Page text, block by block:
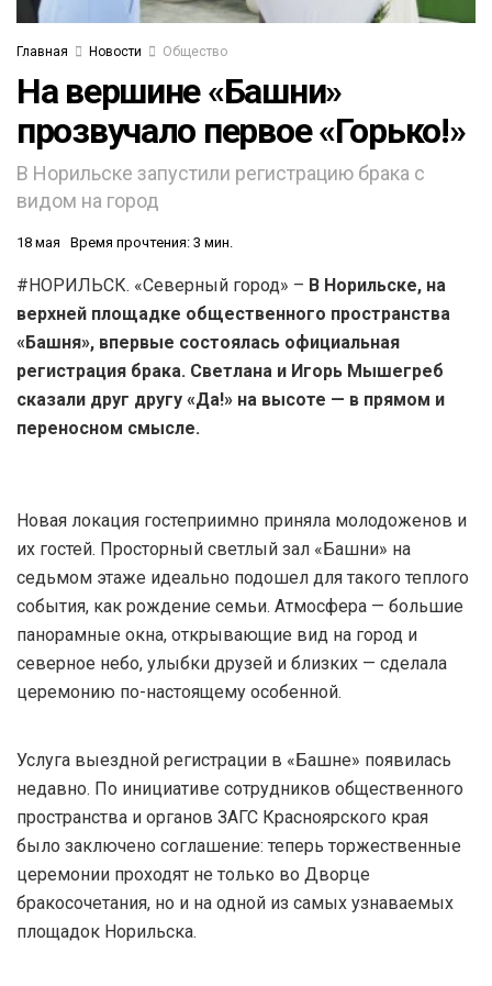
Главная Новости Общество
На вершине «Башни»
прозвучало первое «Горько!»
В Норильске запустили регистрацию брака с
видом на город
18 мая Время прочтения: 3 мин.
#НОРИЛЬСК. «Северный город» – В Норильске, на
верхней площадке общественного пространства
«Башня», впервые состоялась официальная
регистрация брака. Светлана и Игорь Мышегреб
сказали друг другу «Да!» на высоте — в прямом и
переносном смысле.
Новая локация гостеприимно приняла молодоженов и
их гостей. Просторный светлый зал «Башни» на
седьмом этаже идеально подошел для такого теплого
события, как рождение семьи. Атмосфера — большие
панорамные окна, открывающие вид на город и
северное небо, улыбки друзей и близких — сделала
церемонию по-настоящему особенной.
Услуга выездной регистрации в «Башне» появилась
недавно. По инициативе сотрудников общественного
пространства и органов ЗАГС Красноярского края
было заключено соглашение: теперь торжественные
церемонии проходят не только во Дворце
бракосочетания, но и на одной из самых узнаваемых
площадок Норильска.